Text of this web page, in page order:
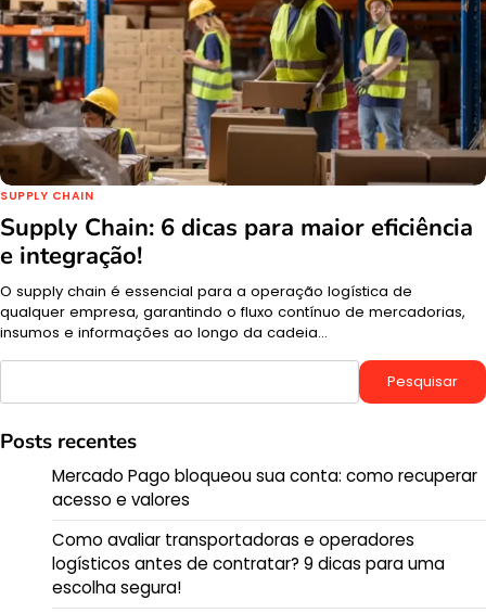
SUPPLY CHAIN
Supply Chain: 6 dicas para maior eficiência
e integração!
O supply chain é essencial para a operação logística de
qualquer empresa, garantindo o fluxo contínuo de mercadorias,
insumos e informações ao longo da cadeia…
Pesquisar
Posts recentes
Mercado Pago bloqueou sua conta: como recuperar
acesso e valores
Como avaliar transportadoras e operadores
logísticos antes de contratar? 9 dicas para uma
escolha segura!